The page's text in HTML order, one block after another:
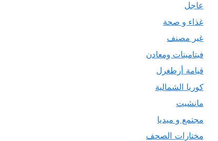
عاجل
غذاء و صحة
غير مصنف
فيتامينات ومعادن
قيامة أرطغرل
كوريا الشمالية
مانشيت
مجتمع و ميديا
مختارات الصحف